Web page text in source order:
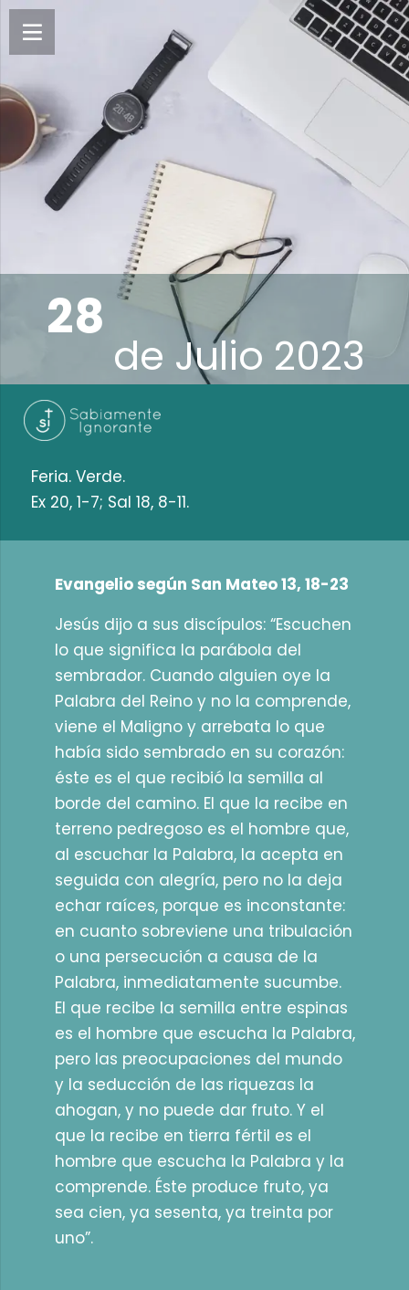
28
de Julio 2023
Feria. Verde.
Ex 20, 1-7; Sal 18, 8-11.
Evangelio según San Mateo 13, 18-23
Jesús dijo a sus discípulos: “Escuchen
lo que significa la parábola del
sembrador. Cuando alguien oye la
Palabra del Reino y no la comprende,
viene el Maligno y arrebata lo que
había sido sembrado en su corazón:
éste es el que recibió la semilla al
borde del camino. El que la recibe en
terreno pedregoso es el hombre que,
al escuchar la Palabra, la acepta en
seguida con alegría, pero no la deja
echar raíces, porque es inconstante:
en cuanto sobreviene una tribulación
o una persecución a causa de la
Palabra, inmediatamente sucumbe.
El que recibe la semilla entre espinas
es el hombre que escucha la Palabra,
pero las preocupaciones del mundo
y la seducción de las riquezas la
ahogan, y no puede dar fruto. Y el
que la recibe en tierra fértil es el
hombre que escucha la Palabra y la
comprende. Éste produce fruto, ya
sea cien, ya sesenta, ya treinta por
uno”.